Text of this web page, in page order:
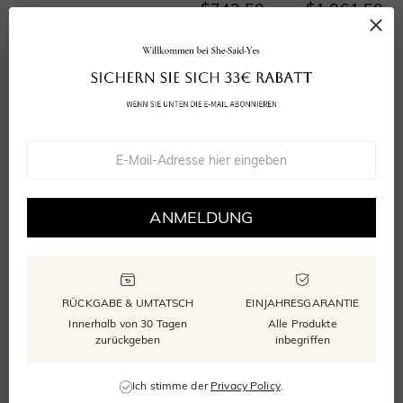
$742.50 $1,061.50
Ab
$599.50
Ab
Morgennebel
ANMELDUNG
RÜCKGABE & UMTATSCH
Innerhalb von 30 Tagen
zurückgeben
EINJAHRESGARANTIE
Alle Produkte
inbegriffen
Ich stimme der Privacy Policy.